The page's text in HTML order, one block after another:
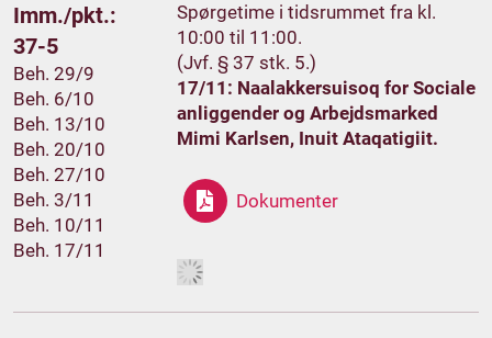
Imm./pkt.:
37-5
Beh. 29/9
Beh. 6/10
Beh. 13/10
Beh. 20/10
Beh. 27/10
Beh. 3/11
Beh. 10/11
Beh. 17/11
Spørgetime i tidsrummet fra kl.
10:00 til 11:00.
(Jvf. § 37 stk. 5.)
17/11: Naalakkersuisoq for Sociale
anliggender og Arbejdsmarked
Mimi Karlsen, Inuit Ataqatigiit.
Dokumenter